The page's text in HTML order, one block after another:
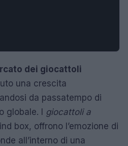
dei giocattoli
una crescita
da passatempo di
globale. I giocattoli a
box, offrono l’emozione di
all’interno di una